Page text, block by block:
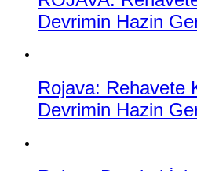
Devrimin Hazin
Rojava: Rehavete
Devrimin Hazin